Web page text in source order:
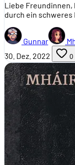
Liebe Freundinnen,
durch ein schweres
Gunnar
30. Dez. 2022
0